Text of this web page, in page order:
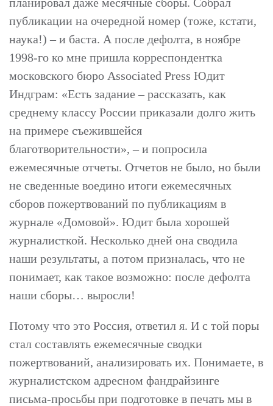
публикации на очередной номер (тоже, кстати,
наука!) – и баста. А после дефолта, в ноябре
1998-го ко мне пришла корреспондентка
московского бюро Associated Press Юдит
Индграм: «Есть задание – рассказать, как
среднему классу России приказали долго жить
на примере съежившейся
благотворительности», – и попросила
ежемесячные отчеты. Отчетов не было, но были
не сведенные воедино итоги ежемесячных
сборов пожертвований по публикациям в
журнале «Домовой». Юдит была хорошей
журналисткой. Несколько дней она сводила
наши результаты, а потом призналась, что не
понимает, как такое возможно: после дефолта
наши сборы… выросли!
Потому что это Россия, ответил я. И с той поры
стал составлять ежемесячные сводки
пожертвований, анализировать их. Понимаете, в
журналистском адресном фандрайзинге
письма-просьбы при подготовке в печать мы в